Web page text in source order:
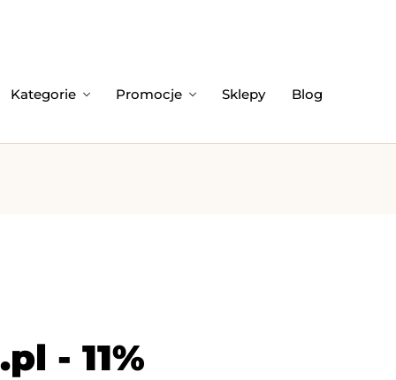
Kategorie Promocje Sklepy Blog
- 11%